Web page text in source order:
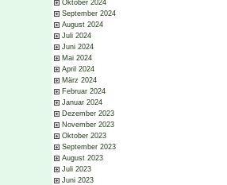
Oktober 2024
September 2024
August 2024
Juli 2024
Juni 2024
Mai 2024
April 2024
März 2024
Februar 2024
Januar 2024
Dezember 2023
November 2023
Oktober 2023
September 2023
August 2023
Juli 2023
Juni 2023